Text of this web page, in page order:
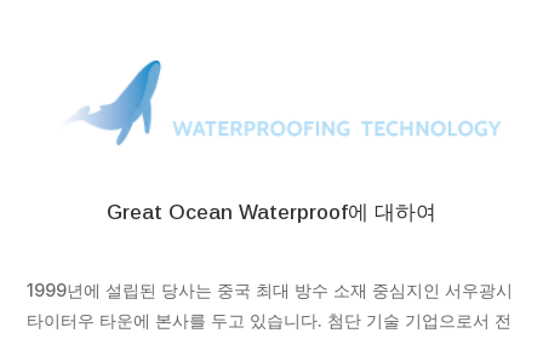
Great Ocean Waterproof에 대하여
1999년에 설립된 당사는 중국 최대 방수 소재 중심지인 서우광시
타이터우 타운에 본사를 두고 있습니다. 첨단 기술 기업으로서 전